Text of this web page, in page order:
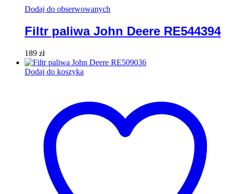
Dodaj do obserwowanych
Filtr paliwa John Deere RE544394
189 zł
Dodaj do koszyka